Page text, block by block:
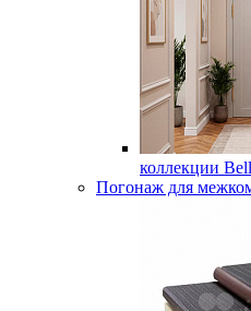
коллекции
Погонаж для